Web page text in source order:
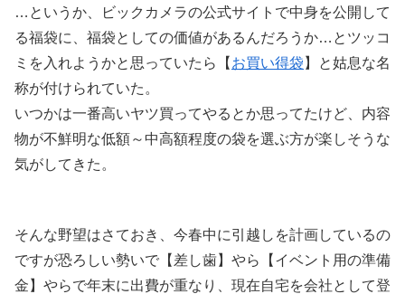
…というか、ビックカメラの公式サイトで中身を公開して
る福袋に、福袋としての価値があるんだろうか…とツッコ
ミを入れようかと思っていたら【 お買い得袋 】と姑息な名
称が付けられていた。
いつかは一番高いヤツ買ってやるとか思ってたけど、内容
物が不鮮明な低額～中高額程度の袋を選ぶ方が楽しそうな
気がしてきた。
そんな野望はさておき、今春中に引越しを計画しているの
ですが恐ろしい勢いで【差し歯】やら【イベント用の準備
金】やらで年末に出費が重なり、現在自宅を会社として登